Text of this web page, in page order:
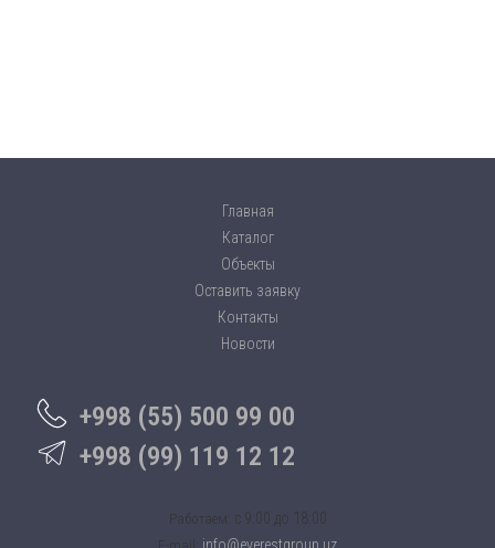
Главная
Каталог
Объекты
Оставить заявку
Контакты
Новости
+998 (55) 500 99 00
+998 (99) 119 12 12
Работаем: c 9:00 до 18:00